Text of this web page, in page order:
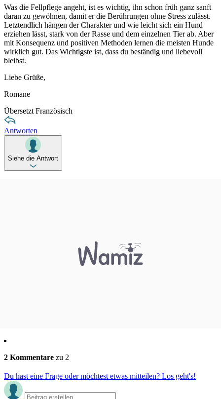
Was die Fellpflege angeht, ist es wichtig, ihn schon früh ganz sanft
daran zu gewöhnen, damit er die Berührungen ohne Stress zulässt.
Letztendlich hängen der Charakter und wie leicht sich ein Hund
erziehen lässt, stark von der Rasse und dem einzelnen Tier ab. Aber
mit Konsequenz und positiven Methoden lernen die meisten Hunde
wirklich gut. Das Wichtigste ist, dass du beständig und liebevoll
bleibst.
Liebe Grüße,
Romane
Übersetzt Französisch
Antworten
Siehe die Antwort
2 Kommentare zu 2
Du hast eine Frage oder möchtest etwas mitteilen? Los geht's!